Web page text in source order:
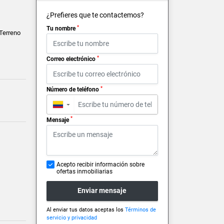
¿Prefieres que te contactemos?
Tu nombre *
Correo electrónico *
Número de teléfono *
▼
Mensaje *
Acepto recibir información sobre
ofertas inmobiliarias
Enviar mensaje
Al enviar tus datos aceptas los Términos de
servicio y privacidad